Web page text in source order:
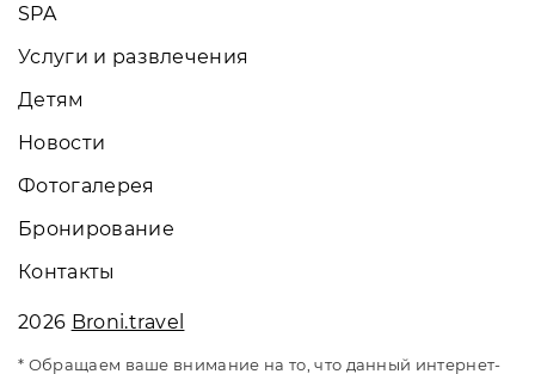
SPA
Услуги и развлечения
Детям
Новости
Фотогалерея
Бронирование
Контакты
2026 Broni.travel
* Обращаем ваше внимание на то, что данный интернет-